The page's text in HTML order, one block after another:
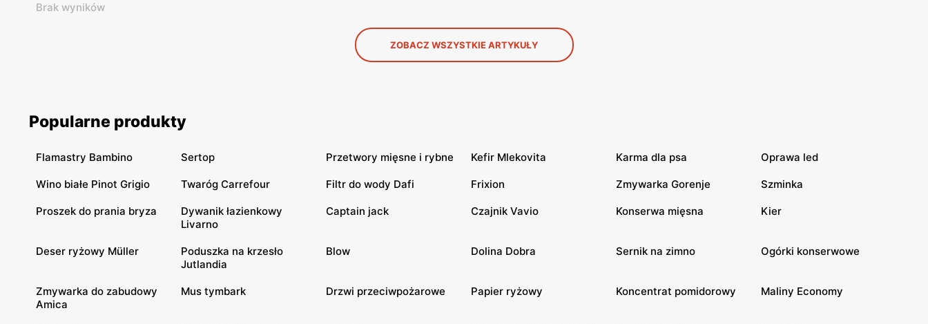
Brak wyników
ZOBACZ WSZYSTKIE ARTYKUŁY
Popularne produkty
Flamastry Bambino Sertop Przetwory mięsne i rybne Kefir Mlekovita Karma dla psa Oprawa led
Wino białe Pinot Grigio Twaróg Carrefour Filtr do wody Dafi Frixion Zmywarka Gorenje Szminka
Proszek do prania bryza
Dywanik łazienkowy
Livarno
Captain jack Czajnik Vavio Konserwa mięsna Kier
Deser ryżowy Müller
Poduszka na krzesło
Jutlandia
Blow Dolina Dobra Sernik na zimno Ogórki konserwowe
Zmywarka do zabudowy
Amica
Mus tymbark Drzwi przeciwpożarowe Papier ryżowy Koncentrat pomidorowy Maliny Economy